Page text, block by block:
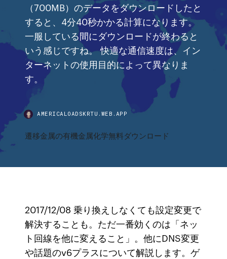
（700MB）のデータをダウンロードしたと
すると、4分40秒かかる計算になります。
一服している間にダウンロードが終わると
いう感じですね。 快適な通信速度は、イン
ターネットの使用目的によって異なりま
す。
AMERICALOADSKRTU.WEB.APP
遷移金属の有機金属化学無料ダウンロード
2017/12/08 乗り換えしなくても設定変更で
解決することも。ただ一番効くのは「ネッ
ト回線を他に変えること」。他にDNS変更
や話題のv6プラスについて解説します。ゲ